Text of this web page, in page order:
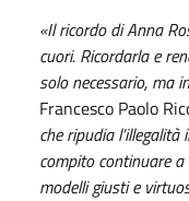
«Il ricordo di Anna
cuori. Ricordarla e
solo necessario, ma
Francesco Paolo
che ripudia
compito continuare
modelli giusti e